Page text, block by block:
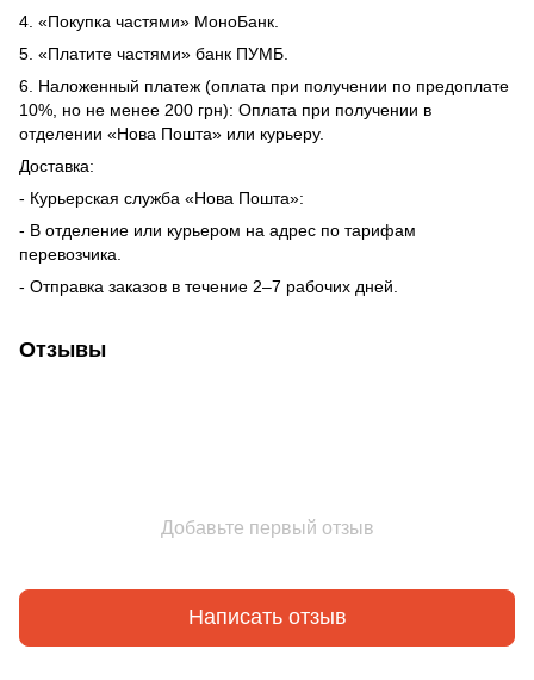
4. «Покупка частями» МоноБанк.
5. «Платите частями» банк ПУМБ.
6. Наложенный платеж (оплата при получении по предоплате
10%, но не менее 200 грн): Оплата при получении в
отделении «Нова Пошта» или курьеру.
Доставка:
- Курьерская служба «Нова Пошта»:
- В отделение или курьером на адрес по тарифам
перевозчика.
- Отправка заказов в течение 2–7 рабочих дней.
Отзывы
Добавьте первый отзыв
Написать отзыв